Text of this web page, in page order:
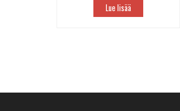
Lue lisää